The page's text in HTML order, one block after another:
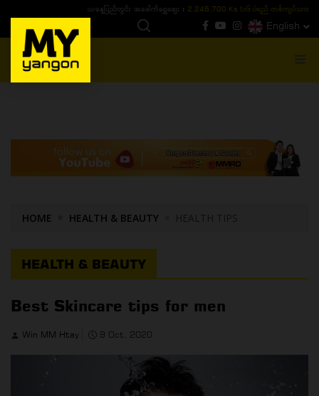
ယနေ့ပြည်တွင်း ၁၅ ပဲရည်ရွှေဈေး :3,770,000 - ပြင်ပပေါက်စျေး (၁၆ ပဲရည် တစ်ကျပ်
English
MENU
HOME HEALTH & BEAUTY HEALTH TIPS
HEALTH & BEAUTY
Best Skincare tips for men
Win MM Htay 9 Oct, 2020